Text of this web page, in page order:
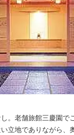
。老舗旅館三慶園で
立地でありながら、